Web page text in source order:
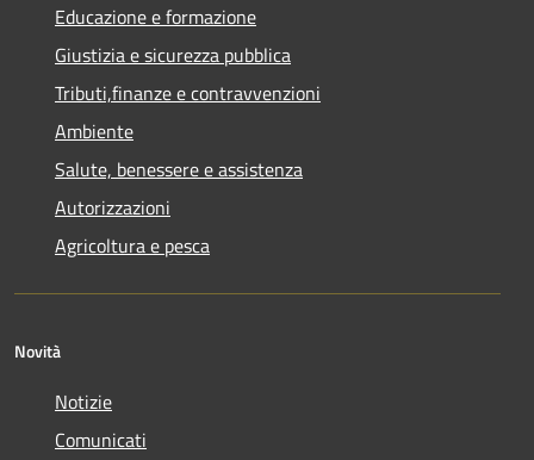
Educazione e formazione
Giustizia e sicurezza pubblica
Tributi,finanze e contravvenzioni
Ambiente
Salute, benessere e assistenza
Autorizzazioni
Agricoltura e pesca
Novità
Notizie
Comunicati